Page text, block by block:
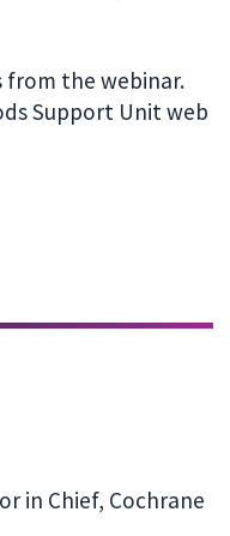
from the webinar.
Support Unit web
in Chief, Cochrane